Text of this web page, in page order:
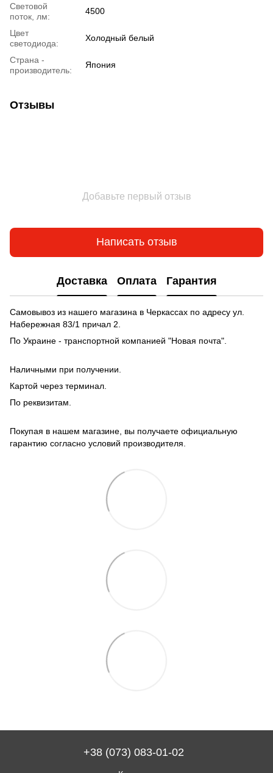
Световой
поток, лм:
4500
Цвет
светодиода:
Холодный белый
Страна -
производитель:
Япония
Отзывы
Добавьте первый отзыв
Написать отзыв
Доставка Оплата Гарантия
Самовывоз из нашего магазина в Черкассах по адресу ул.
Набережная 83/1 причал 2.
По Украине - транспортной компанией "Новая почта".
Наличными при получении.
Картой через терминал.
По реквизитам.
Покупая в нашем магазине, вы получаете официальную
гарантию согласно условий производителя.
+38 (073) 083-01-02